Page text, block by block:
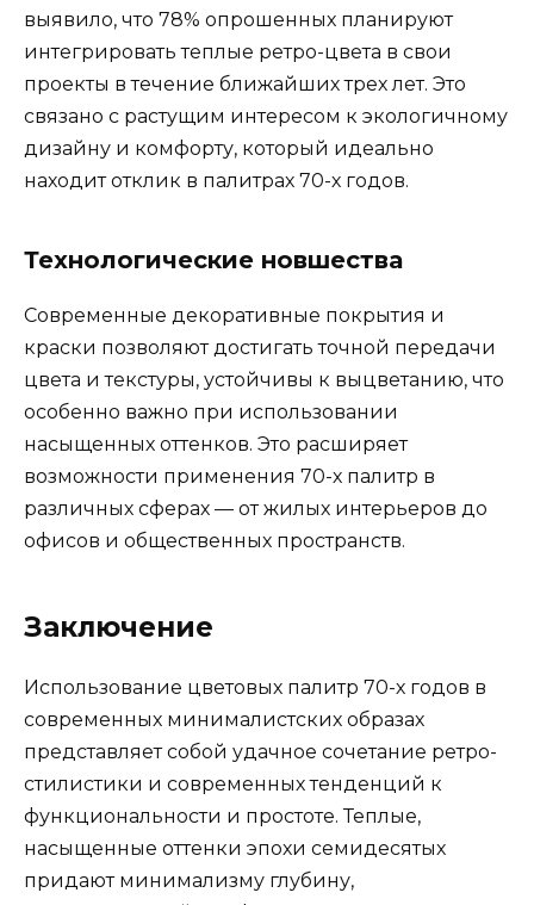
выявило, что 78% опрошенных планируют
интегрировать теплые ретро-цвета в свои
проекты в течение ближайших трех лет. Это
связано с растущим интересом к экологичному
дизайну и комфорту, который идеально
находит отклик в палитрах 70-х годов.
Технологические новшества
Современные декоративные покрытия и
краски позволяют достигать точной передачи
цвета и текстуры, устойчивы к выцветанию, что
особенно важно при использовании
насыщенных оттенков. Это расширяет
возможности применения 70-х палитр в
различных сферах — от жилых интерьеров до
офисов и общественных пространств.
Заключение
Использование цветовых палитр 70-х годов в
современных минималистских образах
представляет собой удачное сочетание ретро-
стилистики и современных тенденций к
функциональности и простоте. Теплые,
насыщенные оттенки эпохи семидесятых
придают минимализму глубину,